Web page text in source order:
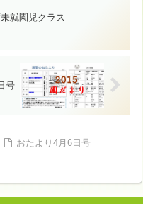
就園児クラス
号
おたより4月6日号